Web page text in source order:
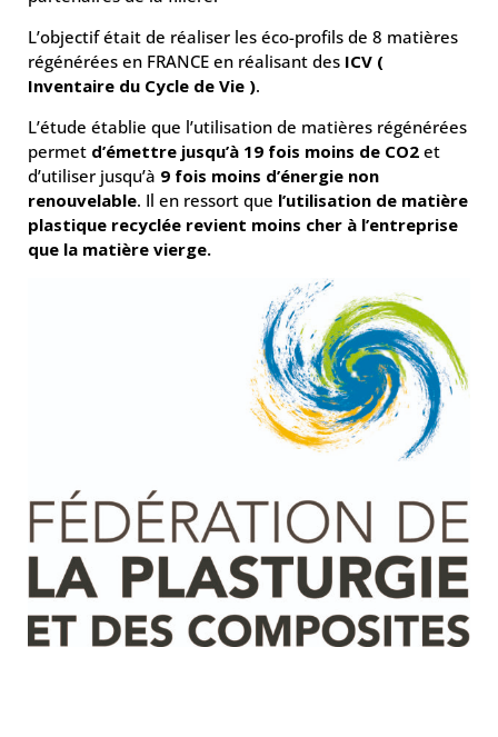
L’objectif était de réaliser les éco-profils de 8 matières
régénérées en FRANCE en réalisant des ICV (
Inventaire du Cycle de Vie ).
L’étude établie que l’utilisation de matières régénérées
permet d’émettre jusqu’à 19 fois moins de CO2 et
d’utiliser jusqu’à 9 fois moins d’énergie non
renouvelable. Il en ressort que l’utilisation de matière
plastique recyclée revient moins cher à l’entreprise
que la matière vierge.